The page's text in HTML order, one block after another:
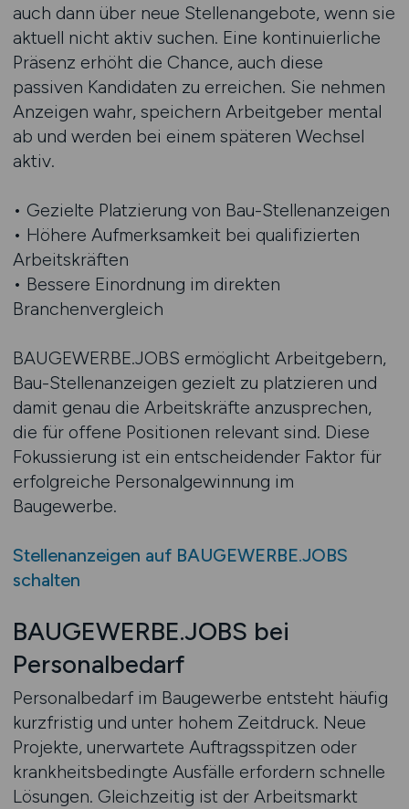
auch dann über neue Stellenangebote, wenn sie
aktuell nicht aktiv suchen. Eine kontinuierliche
Präsenz erhöht die Chance, auch diese
passiven Kandidaten zu erreichen. Sie nehmen
Anzeigen wahr, speichern Arbeitgeber mental
ab und werden bei einem späteren Wechsel
aktiv.
• Gezielte Platzierung von Bau-Stellenanzeigen
• Höhere Aufmerksamkeit bei qualifizierten
Arbeitskräften
• Bessere Einordnung im direkten
Branchenvergleich
BAUGEWERBE.JOBS ermöglicht Arbeitgebern,
Bau-Stellenanzeigen gezielt zu platzieren und
damit genau die Arbeitskräfte anzusprechen,
die für offene Positionen relevant sind. Diese
Fokussierung ist ein entscheidender Faktor für
erfolgreiche Personalgewinnung im
Baugewerbe.
Stellenanzeigen auf BAUGEWERBE.JOBS
schalten
BAUGEWERBE.JOBS bei
Personalbedarf
Personalbedarf im Baugewerbe entsteht häufig
kurzfristig und unter hohem Zeitdruck. Neue
Projekte, unerwartete Auftragsspitzen oder
krankheitsbedingte Ausfälle erfordern schnelle
Lösungen. Gleichzeitig ist der Arbeitsmarkt